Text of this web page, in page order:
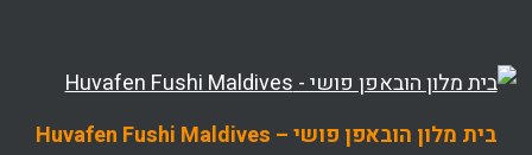
בית מלון הובאפן פושי – Huvafen Fushi Maldives